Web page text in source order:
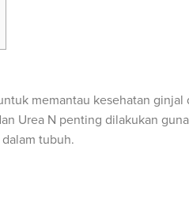
memantau kesehatan
Urea N penting dilakukan
tubuh.